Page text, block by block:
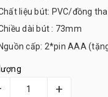
liệu bút: PVC/đồng
dài bút : 73mm
Nguồn cấp: 2*pin AAA
+